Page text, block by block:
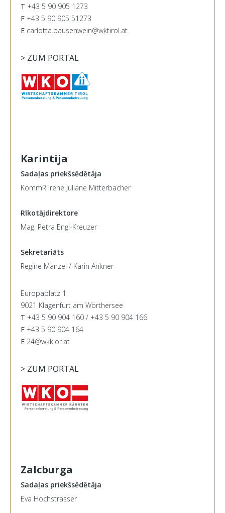
T +43 5 90 905 1273
F +43 5 90 905 51273
E carlotta.bausenwein@wktirol.at
> ZUM PORTAL
Karintija
Sadaļas priekšsēdētāja
KommR Irene Juliane Mitterbacher
Rīkotājdirektore
Mag. Petra Engl-Kreuzer
Sekretariāts
Regine Manzel / Karin Ankner
Europaplatz 1
9021 Klagenfurt am Wörthersee
T +43 5 90 904 160 / +43 5 90 904 166
F +43 5 90 904 164
E 24@wkk.or.at
> ZUM PORTAL
Zalcburga
Sadaļas priekšsēdētāja
Eva Hochstrasser